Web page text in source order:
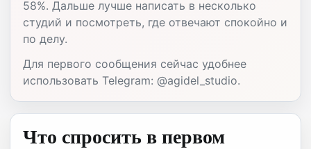
58%. Дальше лучше написать в несколько
студий и посмотреть, где отвечают спокойно и
по делу.
Для первого сообщения сейчас удобнее
использовать Telegram: @agidel_studio.
Что спросить в первом